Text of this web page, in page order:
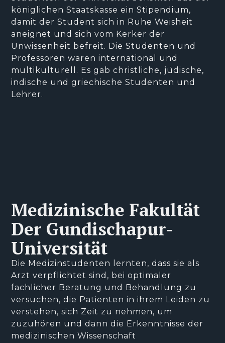
königlichen Staatskasse ein Stipendium,
damit der Student sich in Ruhe Weisheit
aneignet und sich vom Kerker der
Unwissenheit befreit. Die Studenten und
Professoren waren international und
multikulturell. Es gab christliche, jüdische,
indische und griechische Studenten und
Lehrer.
Medizinische Fakultät
Der Gundischapur-
Universität
Die Medizinstudenten lernten, dass sie als
Arzt verpflichtet sind, bei optimaler
fachlicher Beratung und Behandlung zu
versuchen, die Patienten in ihrem Leiden zu
verstehen, sich Zeit zu nehmen, um
zuzuhören und dann die Erkenntnisse der
medizinischen Wissenschaft